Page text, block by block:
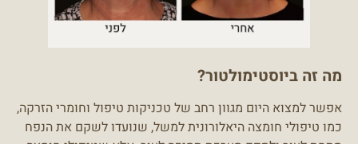
מה זה ביוסטימולטור?
אפשר למצוא היום מגוון רחב של טכניקות טיפול וחומרי הזרקה,
כמו טיפולי חומצה היאלורונית למשל, שנועדו לשקם את הנפח